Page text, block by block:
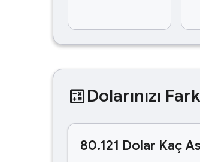
calculateDolarınızı
80.121 Dolar Kaç